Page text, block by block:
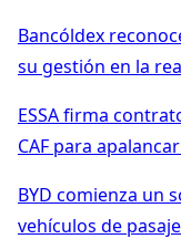
Bancóldex
su gestión en la
ESSA firma
CAF para
BYD comienza un
vehículos de